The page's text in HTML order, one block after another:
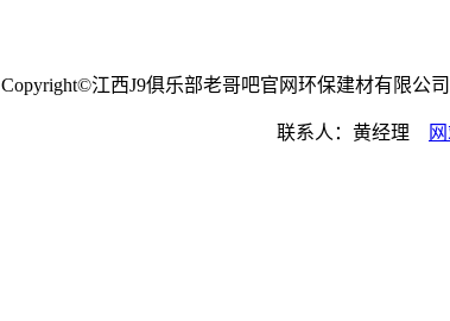
Copyright©江西J9俱乐部老哥吧官网环保建材有限公司
联系人：黄经理